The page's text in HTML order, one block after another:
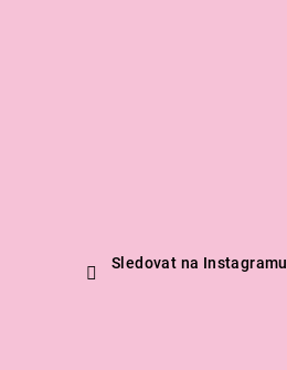
Sledovat na Instagramu